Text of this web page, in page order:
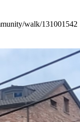
walk/131001542